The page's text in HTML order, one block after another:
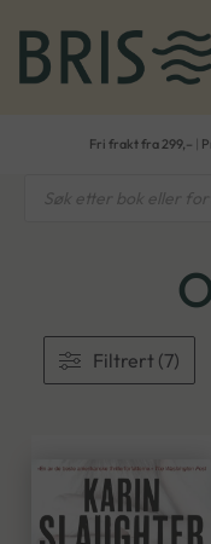
Fri frakt fra 299,–
Products
Filtrert (7)